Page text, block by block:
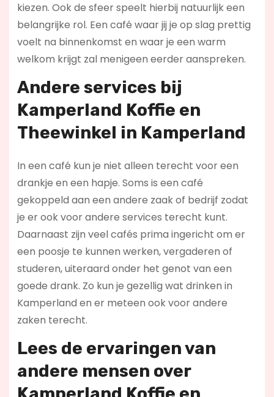
kiezen. Ook de sfeer speelt hierbij natuurlijk een
belangrijke rol. Een café waar jij je op slag prettig
voelt na binnenkomst en waar je een warm
welkom krijgt zal menigeen eerder aanspreken.
Andere services bij
Kamperland Koffie en
Theewinkel in Kamperland
In een café kun je niet alleen terecht voor een
drankje en een hapje. Soms is een café
gekoppeld aan een andere zaak of bedrijf zodat
je er ook voor andere services terecht kunt.
Daarnaast zijn veel cafés prima ingericht om er
een poosje te kunnen werken, vergaderen of
studeren, uiteraard onder het genot van een
goede drank. Zo kun je gezellig wat drinken in
Kamperland en er meteen ook voor andere
zaken terecht.
Lees de ervaringen van
andere mensen over